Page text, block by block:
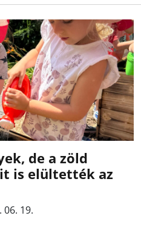
de a zöld
is elültették az
06. 19.